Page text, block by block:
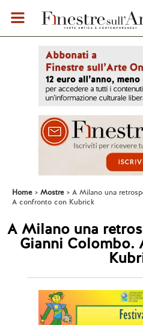
Home Mostre
A Milano una
A confronto con Kubrick
A Milano una
Gianni Colombo.